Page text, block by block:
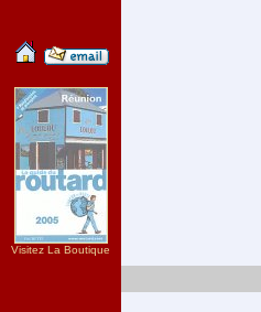
Visitez La Boutique